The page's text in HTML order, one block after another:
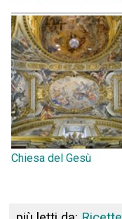
Chiesa del Gesù